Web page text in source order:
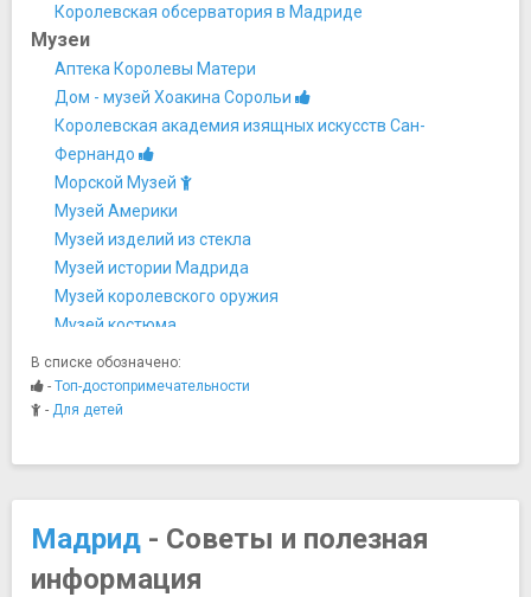
Королевская обсерватория в Мадриде
Музеи
Аптека Королевы Матери
Дом - музей Хоакина Сорольи
Королевская академия изящных искусств Сан-
Фернандо
Морской Музей
Музей Америки
Музей изделий из стекла
Музей истории Мадрида
Музей королевского оружия
Музей костюма
Музей Ласаро Гальдиано
Музей Прадо
Музей Романтизма
Музей Тиссена-Борнемисы
Национальный музей декоративного искусства
Национальный музей техники и технологии
В списке обозначено:
- Топ-достопримечательности
- Для детей
Мадрид - Советы и полезная
информация